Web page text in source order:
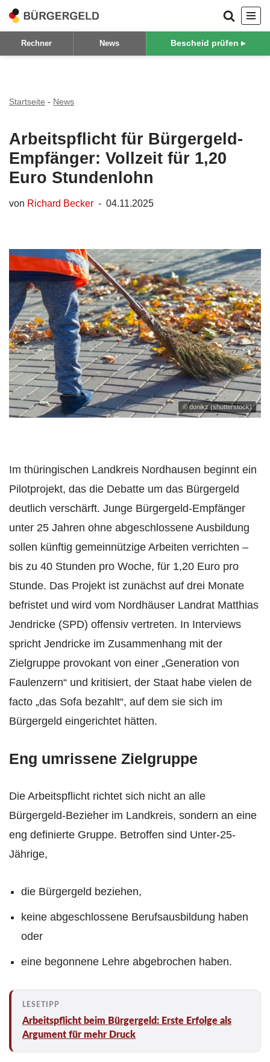
Zum
Inhalt
Rechner News Bescheid prüfen ▸
Startseite - News
Arbeitspflicht für Bürgergeld-
Empfänger: Vollzeit für 1,20
Euro Stundenlohn
von Richard Becker 04.11.2025
© donikz (shutterstock)
Im thüringischen Landkreis Nordhausen beginnt ein
Pilotprojekt, das die Debatte um das Bürgergeld
deutlich verschärft. Junge Bürgergeld-Empfänger
unter 25 Jahren ohne abgeschlossene Ausbildung
sollen künftig gemeinnützige Arbeiten verrichten –
bis zu 40 Stunden pro Woche, für 1,20 Euro pro
Stunde. Das Projekt ist zunächst auf drei Monate
befristet und wird vom Nordhäuser Landrat Matthias
Jendricke (SPD) offensiv vertreten. In Interviews
spricht Jendricke im Zusammenhang mit der
Zielgruppe provokant von einer „Generation von
Faulenzern“ und kritisiert, der Staat habe vielen de
facto „das Sofa bezahlt“, auf dem sie sich im
Bürgergeld eingerichtet hätten.
Eng umrissene Zielgruppe
Die Arbeitspflicht richtet sich nicht an alle
Bürgergeld-Bezieher im Landkreis, sondern an eine
eng definierte Gruppe. Betroffen sind Unter-25-
Jährige,
die Bürgergeld beziehen,
keine abgeschlossene Berufsausbildung haben
oder
eine begonnene Lehre abgebrochen haben.
Arbeitspflicht beim Bürgergeld: Erste Erfolge als
Argument für mehr Druck